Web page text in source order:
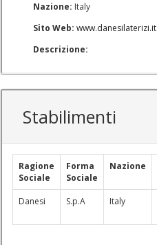
Nazione: Italy
Sito Web: www.danesilaterizi.it
Descrizione:
Stabilimenti
Ragione
Sociale
Forma
Sociale
Nazione
Danesi S.p.A Italy